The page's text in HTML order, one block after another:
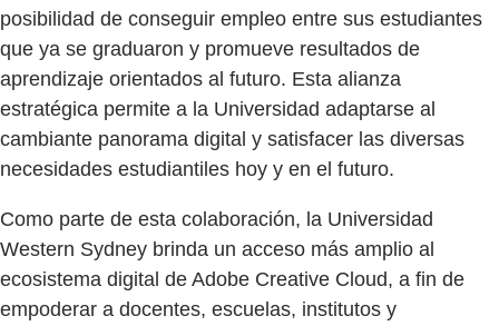
posibilidad de conseguir empleo entre sus estudiantes
que ya se graduaron y promueve resultados de
aprendizaje orientados al futuro. Esta alianza
estratégica permite a la Universidad adaptarse al
cambiante panorama digital y satisfacer las diversas
necesidades estudiantiles hoy y en el futuro.
Como parte de esta colaboración, la Universidad
Western Sydney brinda un acceso más amplio al
ecosistema digital de Adobe Creative Cloud, a fin de
empoderar a docentes, escuelas, institutos y